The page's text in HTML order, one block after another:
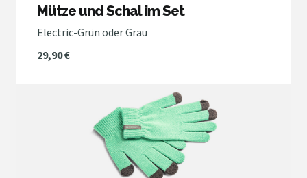
Mütze und Schal im Set
Electric-Grün oder Grau
29,90 €